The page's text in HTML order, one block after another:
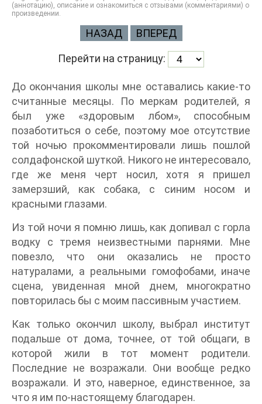
(аннотацию), описание и ознакомиться с отзывами (комментариями) о
произведении.
НАЗАД ВПЕРЕД
Перейти на страницу:
До окончания школы мне оставались какие-то
считанные месяцы. По меркам родителей, я
был уже «здоровым лбом», способным
позаботиться о себе, поэтому мое отсутствие
той ночью прокомментировали лишь пошлой
солдафонской шуткой. Никого не интересовало,
где же меня черт носил, хотя я пришел
замерзший, как собака, с синим носом и
красными глазами.
Из той ночи я помню лишь, как допивал с горла
водку с тремя неизвестными парнями. Мне
повезло, что они оказались не просто
натуралами, а реальными гомофобами, иначе
сцена, увиденная мной днем, многократно
повторилась бы с моим пассивным участием.
Как только окончил школу, выбрал институт
подальше от дома, точнее, от той общаги, в
которой жили в тот момент родители.
Последние не возражали. Они вообще редко
возражали. И это, наверное, единственное, за
что я им по-настоящему благодарен.